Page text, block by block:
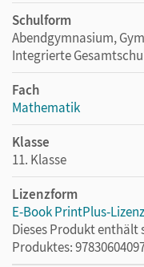
Schulform
Abendgymnasium,
Integrierte
Fach
Mathematik
Klasse
11. Klasse
Lizenzform
E-Book PrintPlus-
Dieses Produkt enthält
Produktes: